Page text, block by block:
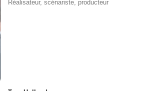
Réalisateur, scénariste, producteur